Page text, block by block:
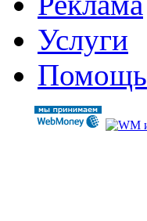
Услуги
Помощь